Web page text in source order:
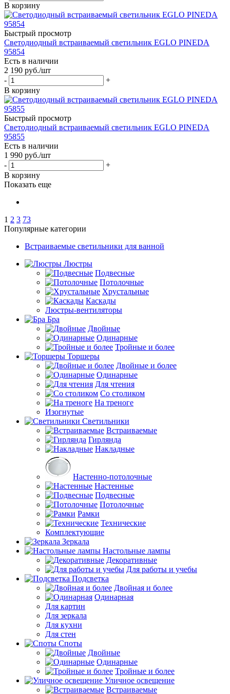
В корзину
Быстрый просмотр
Светодиодный встраиваемый светильник EGLO PINEDA
95854
Есть в наличии
2 190 руб./шт
-
+
В корзину
Быстрый просмотр
Светодиодный встраиваемый светильник EGLO PINEDA
95855
Есть в наличии
1 990 руб./шт
-
+
В корзину
Показать еще
1 2 3 73
Популярные категории
Встраиваемые светильники для ванной
Люстры
Подвесные
Потолочные
Хрустальные
Каскады
Люстры-вентиляторы
Бра
Двойные
Одинарные
Тройные и более
Торшеры
Двойные и более
Одинарные
Для чтения
Со столиком
На треноге
Изогнутые
Светильники
Встраиваемые
Гирлянда
Накладные
Настенно-потолочные
Настенные
Подвесные
Потолочные
Рамки
Технические
Комплектующие
Зеркала
Настольные лампы
Декоративные
Для работы и учебы
Подсветка
Двойная и более
Одинарная
Для картин
Для зеркала
Для кухни
Для стен
Споты
Двойные
Одинарные
Тройные и более
Уличное освещение
Встраиваемые